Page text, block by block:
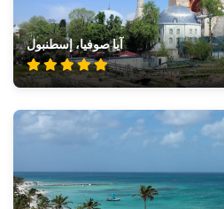
آيا صوفيا، إسطنبول